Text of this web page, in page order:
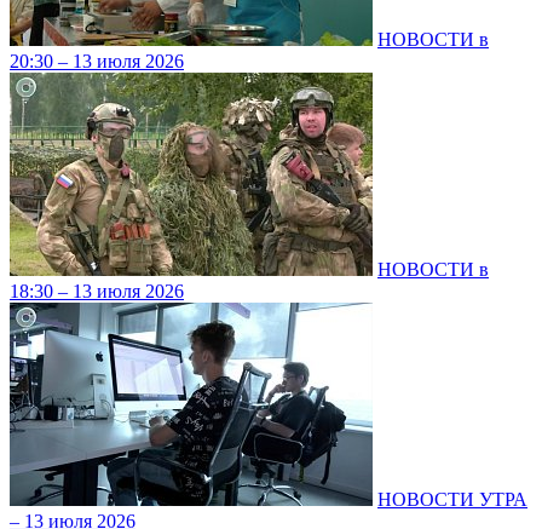
НОВОСТИ в
20:30 – 13 июля 2026
НОВОСТИ в
18:30 – 13 июля 2026
НОВОСТИ УТРА
– 13 июля 2026